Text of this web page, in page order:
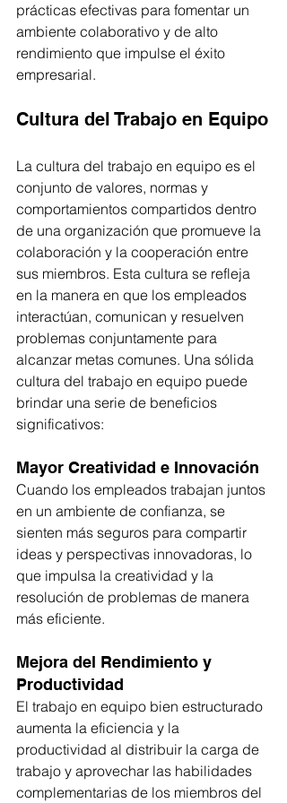
prácticas efectivas para fomentar un
ambiente colaborativo y de alto
rendimiento que impulse el éxito
empresarial.
Cultura del Trabajo en Equipo
La cultura del trabajo en equipo es el
conjunto de valores, normas y
comportamientos compartidos dentro
de una organización que promueve la
colaboración y la cooperación entre
sus miembros. Esta cultura se refleja
en la manera en que los empleados
interactúan, comunican y resuelven
problemas conjuntamente para
alcanzar metas comunes. Una sólida
cultura del trabajo en equipo puede
brindar una serie de beneficios
significativos:
Mayor Creatividad e Innovación
Cuando los empleados trabajan juntos
en un ambiente de confianza, se
sienten más seguros para compartir
ideas y perspectivas innovadoras, lo
que impulsa la creatividad y la
resolución de problemas de manera
más eficiente.
Mejora del Rendimiento y
Productividad
El trabajo en equipo bien estructurado
aumenta la eficiencia y la
productividad al distribuir la carga de
trabajo y aprovechar las habilidades
complementarias de los miembros del